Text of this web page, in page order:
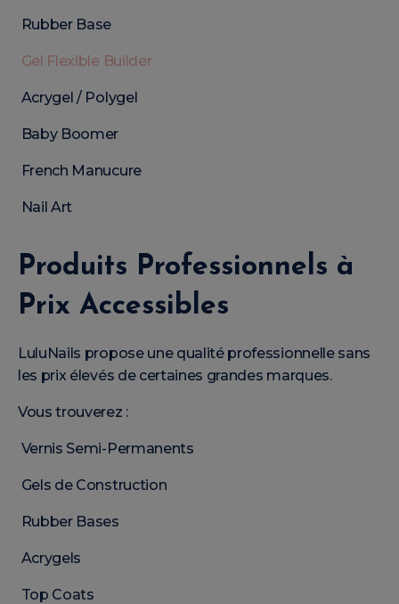
Rubber Base
Gel Flexible Builder
Acrygel / Polygel
Baby Boomer
French Manucure
Nail Art
Produits Professionnels à
Prix Accessibles
LuluNails propose une qualité professionnelle sans
les prix élevés de certaines grandes marques.
Vous trouverez :
Vernis Semi-Permanents
Gels de Construction
Rubber Bases
Acrygels
Top Coats